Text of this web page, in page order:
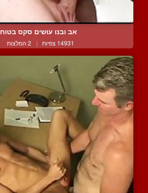
אב ובנו עושים סקס בטוח
14931 צפיות | 2 המלצות